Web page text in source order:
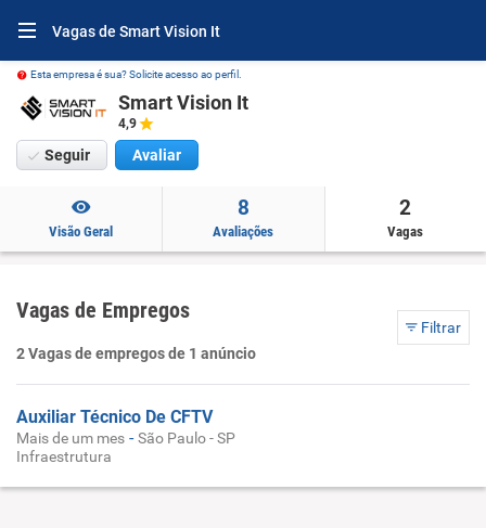
Vagas de Smart Vision It
Esta empresa é sua? Solicite acesso ao perfil.
Smart Vision It
4,9
Seguir Avaliar
Visão Geral
8
Avaliações
2
Vagas
Vagas de Empregos
Filtrar
2 Vagas de empregos de 1 anúncio
Auxiliar Técnico De CFTV
Mais de um mes -São Paulo - SP
Infraestrutura